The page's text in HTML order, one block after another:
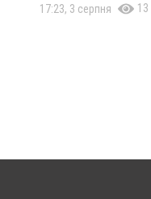
17:23, 3 серпня 13